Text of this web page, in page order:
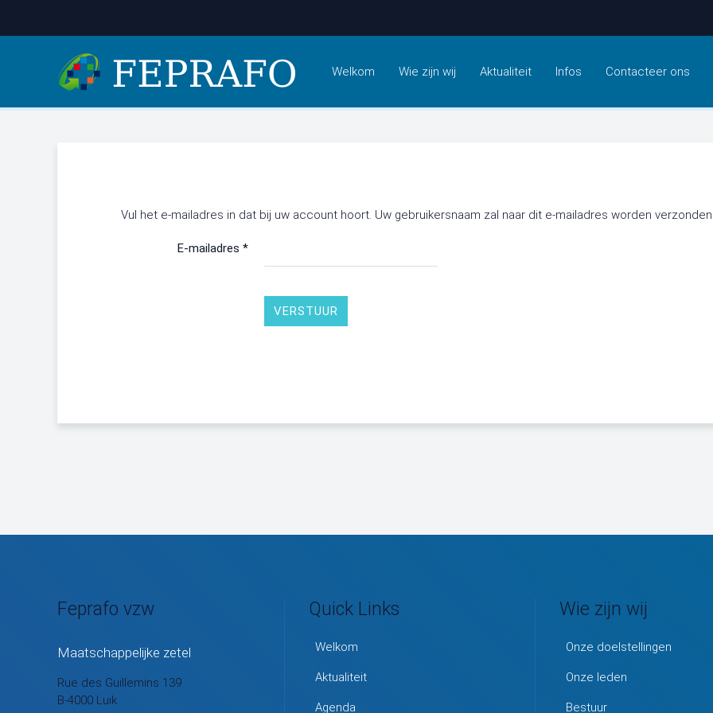
Welkom Wie zijn wij Aktualiteit Infos Contacteer ons
Vul het e-mailadres in dat bij uw account hoort. Uw gebruikersnaam zal naar dit e-mailadres worden verzonden.
E-mailadres *
VERSTUUR
Feprafo vzw
Maatschappelijke zetel
Rue des Guillemins 139
B-4000 Luik
Quick Links
Welkom
Aktualiteit
Agenda
Wie zijn wij
Onze doelstellingen
Onze leden
Bestuur